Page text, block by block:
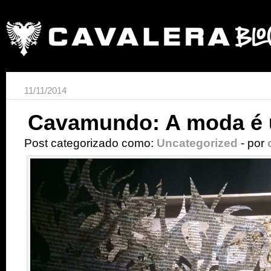
11/11/2014
Cavamundo: A moda
Post categorizado como: Uncategorized - por